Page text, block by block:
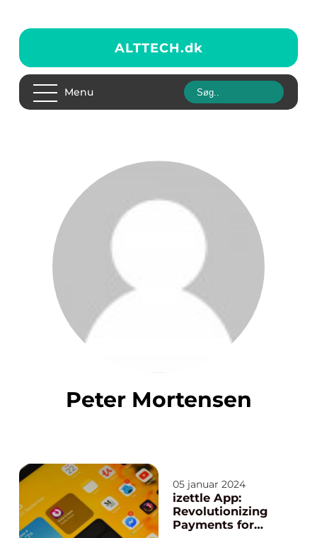
ALTTECH.dk
Menu
Peter Mortensen
05 januar 2024
izettle App:
Revolutionizing
Payments for